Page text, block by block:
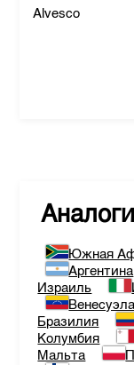
Alvesco
Аналоги
Южная
Аргентина
Израиль
Венесуэла
Бразилия
Колумбия
Мальта